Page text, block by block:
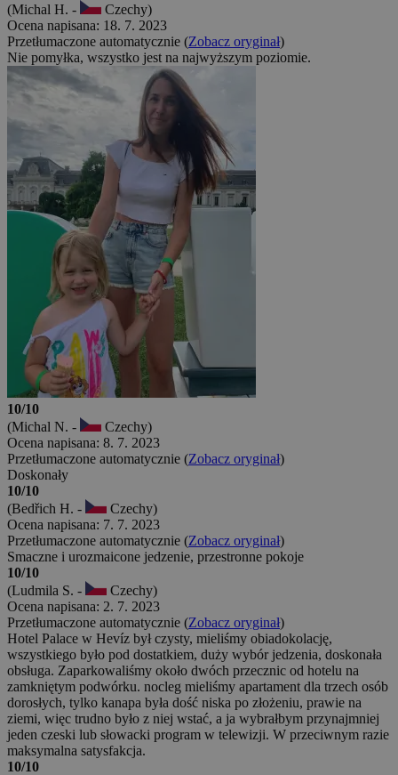
(Michal H. -
Czechy)
Ocena napisana: 18. 7. 2023
Przetłumaczone automatycznie (Zobacz oryginał)
Nie pomyłka, wszystko jest na najwyższym poziomie.
10/10
(Michal N. -
Czechy)
Ocena napisana: 8. 7. 2023
Przetłumaczone automatycznie (Zobacz oryginał)
Doskonały
10/10
(Bedřich H. -
Czechy)
Ocena napisana: 7. 7. 2023
Przetłumaczone automatycznie (Zobacz oryginał)
Smaczne i urozmaicone jedzenie, przestronne pokoje
10/10
(Ludmila S. -
Czechy)
Ocena napisana: 2. 7. 2023
Przetłumaczone automatycznie (Zobacz oryginał)
Hotel Palace w Hevíz był czysty, mieliśmy obiadokolację,
wszystkiego było pod dostatkiem, duży wybór jedzenia, doskonała
obsługa. Zaparkowaliśmy około dwóch przecznic od hotelu na
zamkniętym podwórku. nocleg mieliśmy apartament dla trzech osób
dorosłych, tylko kanapa była dość niska po złożeniu, prawie na
ziemi, więc trudno było z niej wstać, a ja wybrałbym przynajmniej
jeden czeski lub słowacki program w telewizji. W przeciwnym razie
maksymalna satysfakcja.
10/10